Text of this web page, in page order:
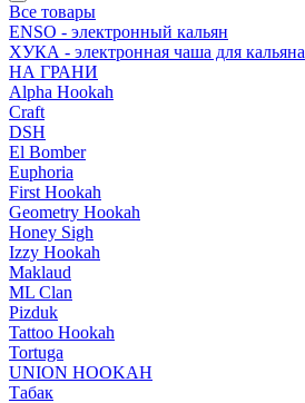
Все товары
ENSO - электронный кальян
ХУКА - электронная чаша для кальяна
НА ГРАНИ
Alpha Hookah
Craft
DSH
El Bomber
Euphoria
First Hookah
Geometry Hookah
Honey Sigh
Izzy Hookah
Maklaud
ML Clan
Pizduk
Tattoo Hookah
Tortuga
UNION HOOKAH
Табак